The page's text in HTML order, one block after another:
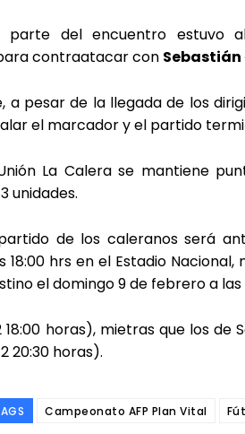
parte del encuentro estuvo
contraatacar con Sebastián
a pesar de la llegada de los
el marcador y el partido
La Calera se mantiene
unidades.
de los caleranos será
18:00 hrs en el Estadio
el domingo 9 de febrero a las
horas), mietras que los
20:30 horas).
Campeonato AFP Plan Vital